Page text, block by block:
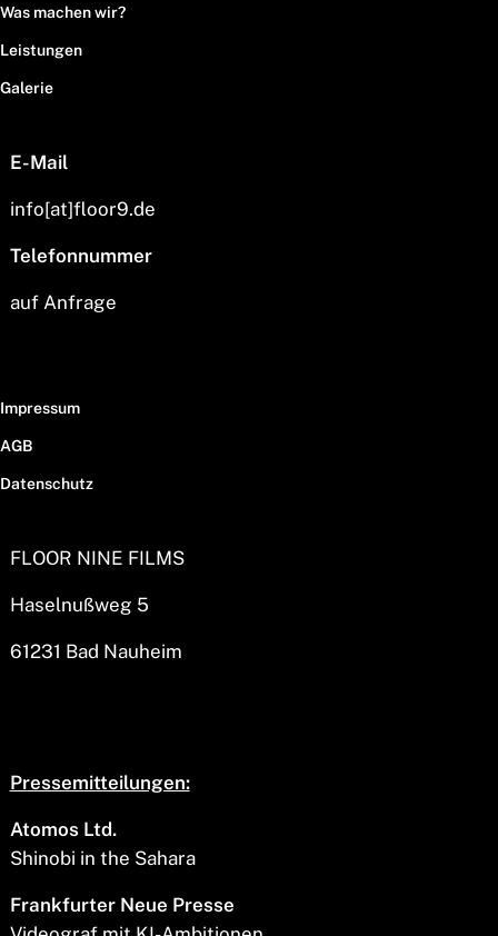
Was machen wir?
Leistungen
Galerie
E-Mail
info[at]floor9.de
Telefonnummer
auf Anfrage
Impressum
AGB
Datenschutz
FLOOR NINE FILMS
Haselnußweg 5
61231 Bad Nauheim
Pressemitteilungen:
Atomos Ltd.
Shinobi in the Sahara
Frankfurter Neue Presse